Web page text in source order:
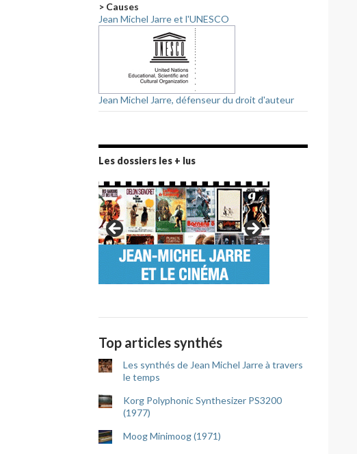
> Causes
Jean Michel Jarre et l'UNESCO
Jean Michel Jarre, défenseur du droit d'auteur
Les dossiers les + lus
Top articles synthés
Les synthés de Jean Michel Jarre à travers
le temps
Korg Polyphonic Synthesizer PS3200
(1977)
Moog Minimoog (1971)